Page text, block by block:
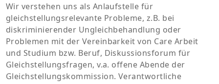
Wir verstehen uns als Anlaufstelle für
gleichstellungsrelevante Probleme, z.B. bei
diskriminierender Ungleichbehandlung oder
Problemen mit der Vereinbarkeit von Care Arbeit
und Studium bzw. Beruf, Diskussionsforum für
Gleichstellungsfragen, v.a. offene Abende der
Gleichstellungskommission. Verantwortliche